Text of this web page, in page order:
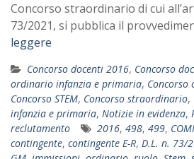
Concorso straordinario di cui
73/2021, si pubblica il
leggere
Concorso docenti 2016, Concorso
ordinario infanzia e primaria,
Concorso STEM, Concorso straordinario,
infanzia e primaria, Notizie in evidenza,
reclutamento
2016, 498, 499,
contingente, contingente E-R, D.L. n. 73/